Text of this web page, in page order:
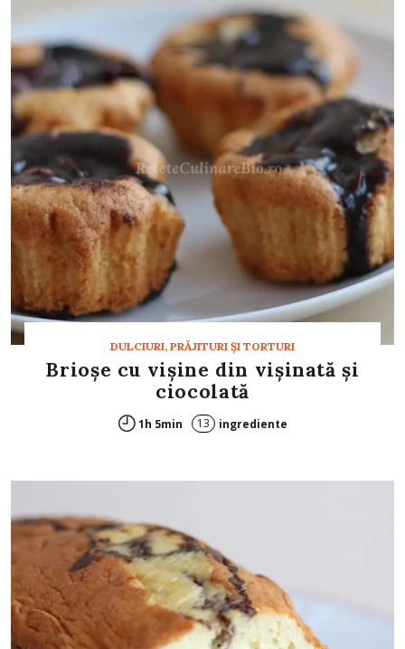
DULCIURI, PRĂJITURI ȘI TORTURI
Brioşe cu vişine din vişinată şi
ciocolată
1h 5min 13 ingrediente